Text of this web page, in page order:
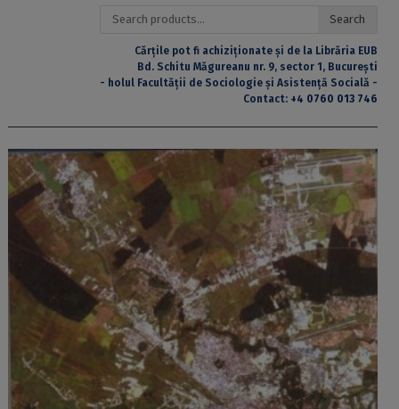
Search
Search
Cărțile pot fi achiziționate și de la Librăria EUB
Bd. Schitu Măgureanu nr. 9, sector 1, București
- holul Facultății de Sociologie și Asistență Socială -
Contact: +4 0760 013 746